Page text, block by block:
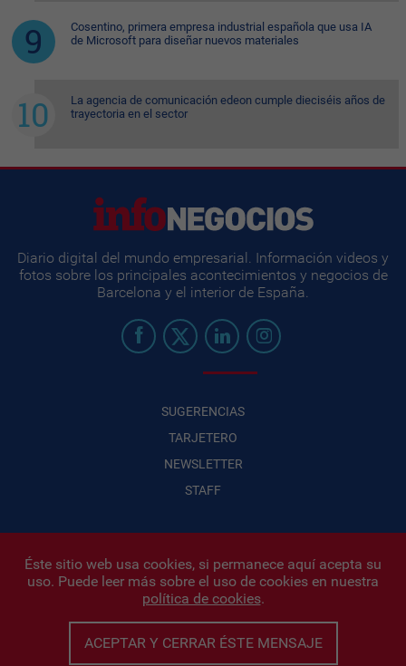
Cosentino, primera empresa industrial española que usa IA
de Microsoft para diseñar nuevos materiales
La agencia de comunicación edeon cumple dieciséis años de
trayectoria en el sector
Diario digital del mundo empresarial. Información videos y
fotos sobre los principales acontecimientos y negocios de
Barcelona y el interior de España.
SUGERENCIAS
TARJETERO
NEWSLETTER
STAFF
Infonegocios 2026| INFONEGOCIOS S.A. · CUIT: 30710438486 |
Políticas de Privacidad|Protección de datos personales
Iñigo Biain
Este sitio esta protegido por Google reCAPTCHA y con
Políticas de
privacidad de GoogleyTerminos del servicioaplicados.
Éste sitio web usa cookies, si permanece aquí acepta su
uso. Puede leer más sobre el uso de cookies en nuestra
política de cookies.
ACEPTAR Y CERRAR ÉSTE MENSAJE